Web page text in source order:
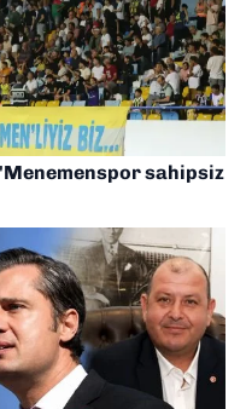
sahipsiz